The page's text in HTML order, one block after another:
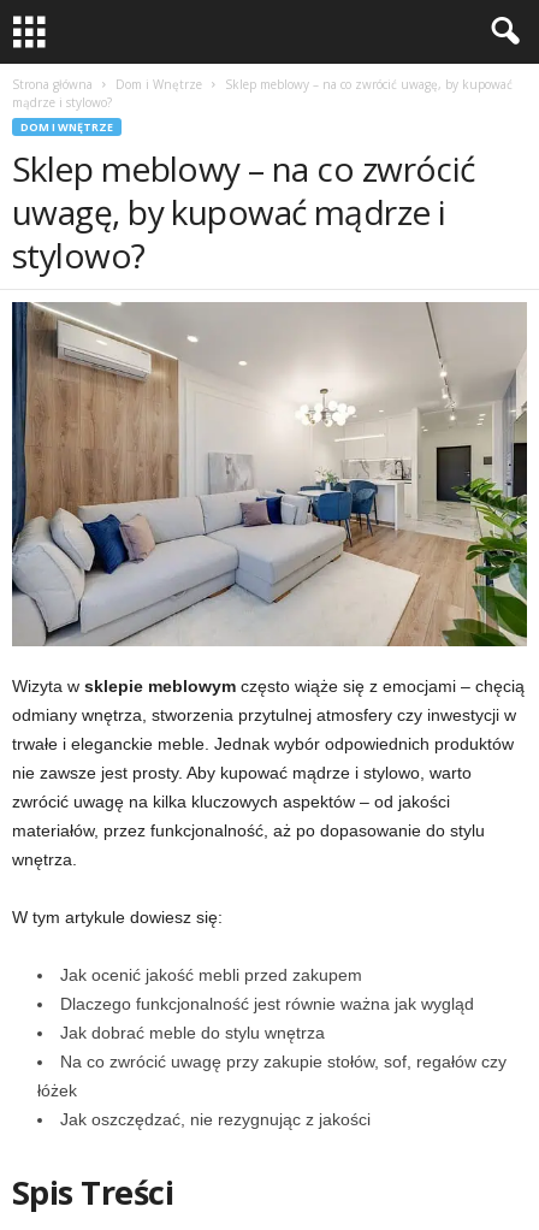
Strona główna Dom i Wnętrze
Sklep meblowy – na co zwrócić uwagę, by kupować
mądrze i stylowo?
DOM I WNĘTRZE
Sklep meblowy – na co zwrócić
uwagę, by kupować mądrze i
stylowo?
Wizyta w sklepie meblowym często wiąże się z emocjami – chęcią
odmiany wnętrza, stworzenia przytulnej atmosfery czy inwestycji w
trwałe i eleganckie meble. Jednak wybór odpowiednich produktów
nie zawsze jest prosty. Aby kupować mądrze i stylowo, warto
zwrócić uwagę na kilka kluczowych aspektów – od jakości
materiałów, przez funkcjonalność, aż po dopasowanie do stylu
wnętrza.
W tym artykule dowiesz się:
Jak ocenić jakość mebli przed zakupem
Dlaczego funkcjonalność jest równie ważna jak wygląd
Jak dobrać meble do stylu wnętrza
Na co zwrócić uwagę przy zakupie stołów, sof, regałów czy
łóżek
Jak oszczędzać, nie rezygnując z jakości
Spis Treści